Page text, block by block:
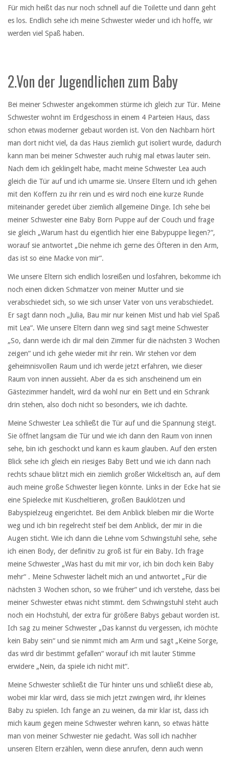
Für mich heißt das nur noch schnell auf die Toilette und dann geht
es los. Endlich sehe ich meine Schwester wieder und ich hoffe, wir
werden viel Spaß haben.
2.Von der Jugendlichen zum Baby
Bei meiner Schwester angekommen stürme ich gleich zur Tür. Meine
Schwester wohnt im Erdgeschoss in einem 4 Parteien Haus, dass
schon etwas moderner gebaut worden ist. Von den Nachbarn hört
man dort nicht viel, da das Haus ziemlich gut isoliert wurde, dadurch
kann man bei meiner Schwester auch ruhig mal etwas lauter sein.
Nach dem ich geklingelt habe, macht meine Schwester Lea auch
gleich die Tür auf und ich umarme sie. Unsere Eltern und ich gehen
mit den Koffern zu ihr rein und es wird noch eine kurze Runde
miteinander geredet über ziemlich allgemeine Dinge. Ich sehe bei
meiner Schwester eine Baby Born Puppe auf der Couch und frage
sie gleich „Warum hast du eigentlich hier eine Babypuppe liegen?“,
worauf sie antwortet „Die nehme ich gerne des Öfteren in den Arm,
das ist so eine Macke von mir“.
Wie unsere Eltern sich endlich losreißen und losfahren, bekomme ich
noch einen dicken Schmatzer von meiner Mutter und sie
verabschiedet sich, so wie sich unser Vater von uns verabschiedet.
Er sagt dann noch „Julia, Bau mir nur keinen Mist und hab viel Spaß
mit Lea“. Wie unsere Eltern dann weg sind sagt meine Schwester
„So, dann werde ich dir mal dein Zimmer für die nächsten 3 Wochen
zeigen“ und ich gehe wieder mit ihr rein. Wir stehen vor dem
geheimnisvollen Raum und ich werde jetzt erfahren, wie dieser
Raum von innen aussieht. Aber da es sich anscheinend um ein
Gästezimmer handelt, wird da wohl nur ein Bett und ein Schrank
drin stehen, also doch nicht so besonders, wie ich dachte.
Meine Schwester Lea schließt die Tür auf und die Spannung steigt.
Sie öffnet langsam die Tür und wie ich dann den Raum von innen
sehe, bin ich geschockt und kann es kaum glauben. Auf den ersten
Blick sehe ich gleich ein riesiges Baby Bett und wie ich dann nach
rechts schaue blitzt mich ein ziemlich großer Wickeltisch an, auf dem
auch meine große Schwester liegen könnte. Links in der Ecke hat sie
eine Spielecke mit Kuscheltieren, großen Bauklötzen und
Babyspielzeug eingerichtet. Bei dem Anblick bleiben mir die Worte
weg und ich bin regelrecht steif bei dem Anblick, der mir in die
Augen sticht. Wie ich dann die Lehne vom Schwingstuhl sehe, sehe
ich einen Body, der definitiv zu groß ist für ein Baby. Ich frage
meine Schwester „Was hast du mit mir vor, ich bin doch kein Baby
mehr“ . Meine Schwester lächelt mich an und antwortet „Für die
nächsten 3 Wochen schon, so wie früher“ und ich verstehe, dass bei
meiner Schwester etwas nicht stimmt. dem Schwingstuhl steht auch
noch ein Hochstuhl, der extra für größere Babys gebaut worden ist.
Ich sag zu meiner Schwester „Das kannst du vergessen, ich möchte
kein Baby sein“ und sie nimmt mich am Arm und sagt „Keine Sorge,
das wird dir bestimmt gefallen“ worauf ich mit lauter Stimme
erwidere „Nein, da spiele ich nicht mit“.
Meine Schwester schließt die Tür hinter uns und schließt diese ab,
wobei mir klar wird, dass sie mich jetzt zwingen wird, ihr kleines
Baby zu spielen. Ich fange an zu weinen, da mir klar ist, dass ich
mich kaum gegen meine Schwester wehren kann, so etwas hätte
man von meiner Schwester nie gedacht. Was soll ich nachher
unseren Eltern erzählen, wenn diese anrufen, denn auch wenn